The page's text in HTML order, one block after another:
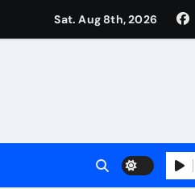
Sat. Aug 8th, 2026